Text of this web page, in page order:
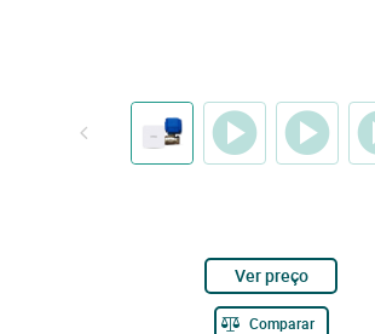
Ver preço
Comparar